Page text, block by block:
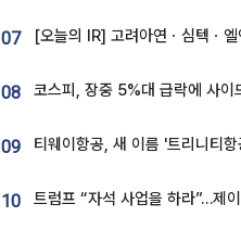
07 [오늘의 IR] 고려아연ㆍ심텍ㆍ엘
08
09
10